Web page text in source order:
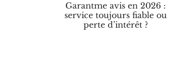
Garantme avis en 2026 :
service toujours fiable ou
perte d’intérêt ?